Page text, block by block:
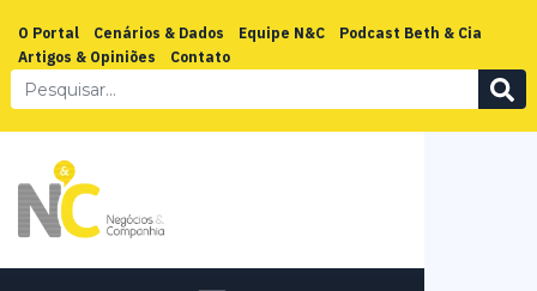
O Portal Cenários & Dados Equipe N&C
Podcast Beth & Cia
Artigos & Opiniões
Contato